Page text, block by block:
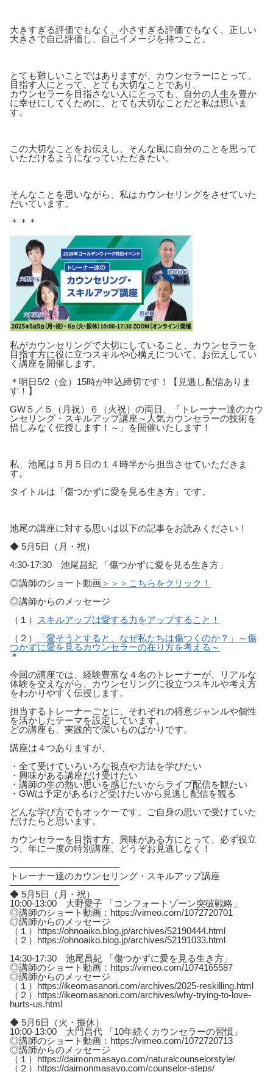
大きすぎる評価でもなく、小さすぎる評価でもなく、正しい
大きさで自己評価し、自己イメージを持つこと。
とても難しいことではありますが、カウンセラーにとって、
目指す人にとって、とても大切なことであり、
カウンセラーを目指さない人にとっても、自分の人生を豊か
に幸せにしてくために、とても大切なことだと私は思いま
す。
この大切なことをお伝えし、そんな風に自分のことを思って
いただけるようになっていただきたい。
そんなことを思いながら、私はカウンセリングをさせていた
だいています。
＊＊＊
私がカウンセリングで大切にしていること、カウンセラーを
目指す方に役に立つスキルや心構えについて、お伝えしてい
く講座を開催します。
＊明日5/2（金）15時が申込締切です！【見逃し配信ありま
す！】
GW５／５（月祝）６（火祝）の両日、「トレーナー達のカウ
ンセリング・スキルアップ講座～人気カウンセラーの技術を
惜しみなく伝授します！～」を開催いたします！
私、池尾は５月５日の１４時半から担当させていただきま
す。
タイトルは「傷つかずに愛を見る生き方」です。
池尾の講座に対する思いは以下の記事をお読みください！
◆ 5月5日（月・祝）
4:30-17:30 池尾昌紀 「傷つかずに愛を見る生き方」
◎講師のショート動画＞＞＞こちらをクリック！
◎講師からのメッセージ
（１）
スキルアップは愛する力をアップすること！
（２）
「愛そうとすると、なぜ私たちは傷つくのか？」～傷
つかずに愛を見るカウンセラーの在り方を考える～
＊
今回の講座では、経験豊富な４名のトレーナーが、リアルな
体験を交えながら、カウンセリングに役立つスキルや考え方
をわかりやすく伝授します。
担当するトレーナーごとに、それぞれの得意ジャンルや個性
を活かしたテーマを設定しています。
どの講座も、実践的で深いものばかりです。
講座は４つありますが、
・全て受けていろいろな視点や方法を学びたい
・興味がある講座だけ受けたい
・講師の生の熱い思いを感じたいからライブ配信を観たい
・GWは予定があるけど受けたいから見逃し配信を観る
どんな学び方でもオッケーです。ご自身の思いで受けていた
だけたらと思います。
カウンセラーを目指す方、興味がある方にとって、必ず役立
つ、年に一度の特別講座、どうぞお見逃しなく！
————————————
トレーナー達のカウンセリング・スキルアップ講座
————————————
◆ 5月5日（月・祝）
10:00-13:00 大野愛子 「コンフォートゾーン突破戦略」
◎講師のショート動画：https://vimeo.com/1072720701
◎講師からのメッセージ
（１）https://ohnoaiko.blog.jp/archives/52190444.html
（２）https://ohnoaiko.blog.jp/archives/52191033.html
14:30-17:30 池尾昌紀 「傷つかずに愛を見る生き方」
◎講師のショート動画：https://vimeo.com/1074165587
◎講師からのメッセージ
（１）https://ikeomasanori.com/archives/2025-reskilling.html
（２）https://ikeomasanori.com/archives/why-trying-to-love-
hurts-us.html
◆ 5月6日（火・振休）
10:00-13:00 大門昌代 「10年続くカウンセラーの習慣」
◎講師のショート動画：https://vimeo.com/1072720713
◎講師からのメッセージ
（１）https://daimonmasayo.com/naturalcounselorstyle/
（２）https://daimonmasayo.com/counselor-steps/